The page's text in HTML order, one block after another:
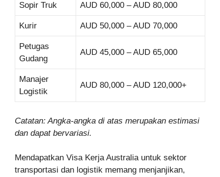
Sopir Truk AUD 60,000 – AUD 80,000
Kurir AUD 50,000 – AUD 70,000
Petugas
Gudang
AUD 45,000 – AUD 65,000
Manajer
Logistik
AUD 80,000 – AUD 120,000+
Catatan: Angka-angka di atas merupakan estimasi
dan dapat bervariasi.
Mendapatkan Visa Kerja Australia untuk sektor
transportasi dan logistik memang menjanjikan,